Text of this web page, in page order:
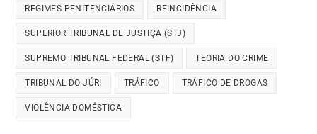
REGIMES PENITENCIÁRIOS REINCIDÊNCIA
SUPERIOR TRIBUNAL DE JUSTIÇA (STJ)
SUPREMO TRIBUNAL FEDERAL (STF) TEORIA DO CRIME
TRIBUNAL DO JÚRI TRÁFICO TRÁFICO DE DROGAS
VIOLÊNCIA DOMÉSTICA